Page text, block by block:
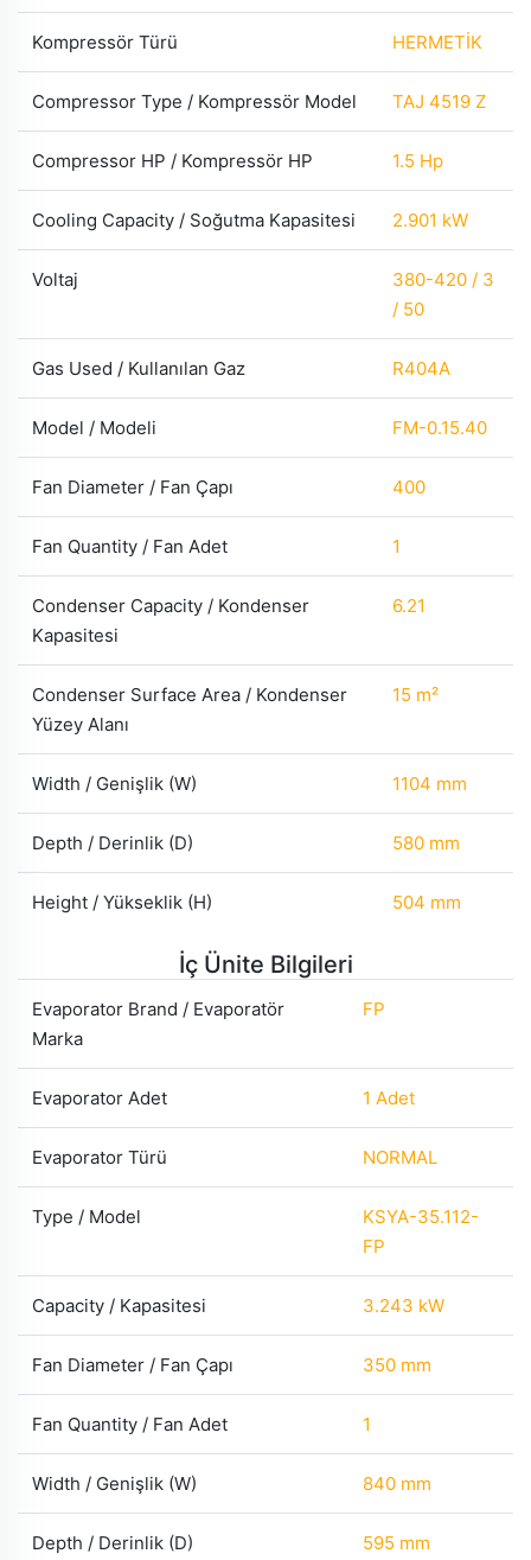
Kompressör Türü HERMETİK
Compressor Type / Kompressör Model TAJ 4519 Z
Compressor HP / Kompressör HP 1.5 Hp
Cooling Capacity / Soğutma Kapasitesi 2.901 kW
Voltaj
380-420 / 3
/ 50
Gas Used / Kullanılan Gaz R404A
Model / Modeli FM-0.15.40
Fan Diameter / Fan Çapı 400
Fan Quantity / Fan Adet 1
Condenser Capacity / Kondenser
Kapasitesi
6.21
Condenser Surface Area / Kondenser
Yüzey Alanı
15 m²
Width / Genişlik (W) 1104 mm
Depth / Derinlik (D) 580 mm
Height / Yükseklik (H) 504 mm
İç Ünite Bilgileri
Evaporator Brand / Evaporatör
Marka
FP
Evaporator Adet 1 Adet
Evaporator Türü NORMAL
Type / Model
KSYA-35.112-
FP
Capacity / Kapasitesi 3.243 kW
Fan Diameter / Fan Çapı 350 mm
Fan Quantity / Fan Adet 1
Width / Genişlik (W) 840 mm
Depth / Derinlik (D) 595 mm